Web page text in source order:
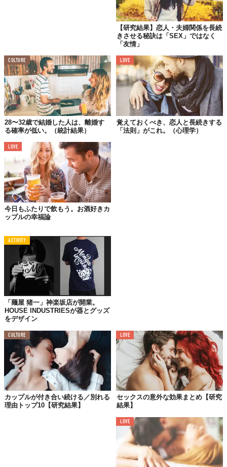
これは、ミシガン大学の心理学者Kira S. Birditt教授らが『
Journals of Gerontology SeriesB: Psychological Series（
関する雑誌シリーズB：心理学シリーズ）』
の示すところ。
この研究は、既婚者カップル2,767組（うち2/3が1度目の結婚）に
実施したアンケート調査をベースにしたもの。結婚年数が平均33
年以上のいわゆる熟年カップルです。アンケートでは、一週間に
こから飲酒の際に相手が「しゃくに障る」、「批判的になる」、
「注文が多い」などと感じるかどうかをヒアリングしていきまし
た。
その答えがこちら。
「2人で一緒にお酒をたしなむカップルは、恋人との関係を長期的
に見た場合、相手に対してマイナスな印象を挙げないことの方が
多い。とくに女性側（妻）の思考に違いが見られた」ということ
でした。
50歳以上のカップルでは、2人がお酒を飲むまたは2人とも飲まな
い場合、より良い結婚生活が送れていることが心理学から分析で
きたといいます。ところが、どちらか一方が飲み、片方は全く飲
まないカップルは、結構生活に不満を抱いているケースが多いこ
とが明らかに。
お酒の量は関係なし
共有する時間の質が大事
この結果を受けて、男性向け情報メディア「AskMen」は、彼女
【研究結果】恋人・夫婦関係を長続
きさせる秘訣は「SEX」ではなく
「友情」
CULTURE
28〜32歳で結婚した人は、離婚す
る確率が低い。（統計結果）
LOVE
覚えておくべき、恋人と長続きする
「法則」がこれ。（心理学）
LOVE
今日もふたりで飲もう。お酒好きカ
ップルの幸福論
ACTIVITY
「麺屋 猪一」神楽坂店が開業。
HOUSE INDUSTRIESが器とグッズ
をデザイン
CULTURE
カップルが付き合い続ける／別れる
理由トップ10【研究結果】
LOVE
セックスの意外な効果まとめ【研究
結果】
LOVE